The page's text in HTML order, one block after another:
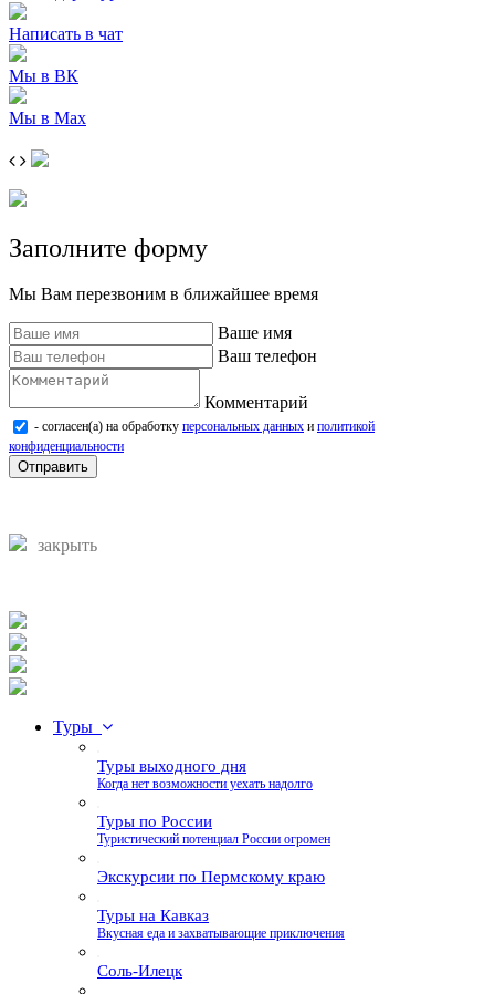
Написать в чат
Мы в ВК
Мы в Max
Заполните форму
Мы Вам перезвоним в ближайшее время
Ваше имя
Ваш телефон
Комментарий
- согласен(а) на обработку персональных данных и политикой
конфиденциальности
Отправить
закрыть
Туры
Туры выходного дня
Когда нет возможности уехать надолго
Туры по России
Туристический потенциал России огромен
Экскурсии по Пермскому краю
Туры на Кавказ
Вкусная еда и захватывающие приключения
Соль-Илецк